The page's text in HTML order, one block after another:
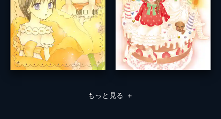
もっと見る ＋